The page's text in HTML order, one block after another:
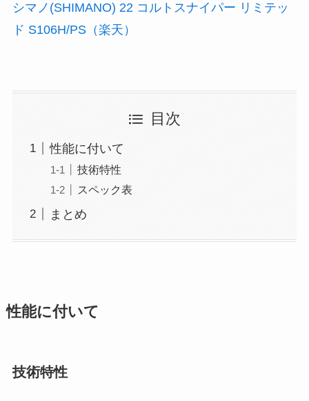
シマノ(SHIMANO) 22 コルトスナイパー リミテッ
ド S106H/PS（楽天）
目次
性能に付いて
技術特性
スペック表
まとめ
性能に付いて
技術特性